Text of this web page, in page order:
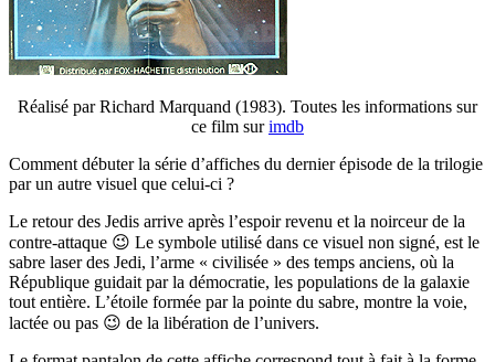
Réalisé par Richard Marquand (1983). Toutes les informations sur
ce film surimdb
Comment débuter la série d’affiches du dernier épisode de la trilogie
par un autre visuel que celui-ci ?
Le retour des Jedis arrive après l’espoir revenu et la noirceur de la
contre-attaque 😉 Le symbole utilisé dans ce visuel non signé, est le
sabre laser des Jedi, l’arme « civilisée » des temps anciens, où la
République guidait par la démocratie, les populations de la galaxie
tout entière. L’étoile formée par la pointe du sabre, montre la voie,
lactée ou pas 😉 de la libération de l’univers.